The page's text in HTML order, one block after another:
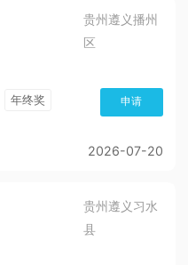
贵州遵义播州
区
年终奖
申请
2026-07-20
贵州遵义习水
县